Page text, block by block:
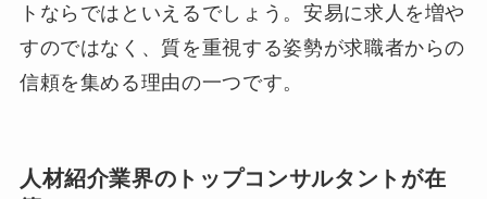
トならではといえるでしょう。安易に求人を増や
すのではなく、質を重視する姿勢が求職者からの
信頼を集める理由の一つです。
人材紹介業界のトップコンサルタントが在